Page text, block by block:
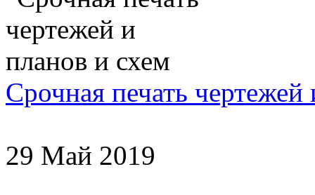
Срочная печать
29 Май 2019